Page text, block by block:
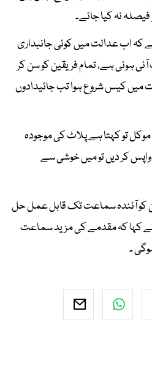
نہ کیا جائے۔
اب عدالت میں کوئی جانبداری
ہوئی ہے، تمام فریقین کو سن کر
کیس شروع ہوا تب جائیدادوں
موکل تو کہتا ہے پلاٹ کی موجودہ
پلاٹ واپس کر دیں تو میں خوشی سے
کو آئندہ سماعت تک قابل عمل حل
کہا کہ مقدمے کی مزید سماعت
۔